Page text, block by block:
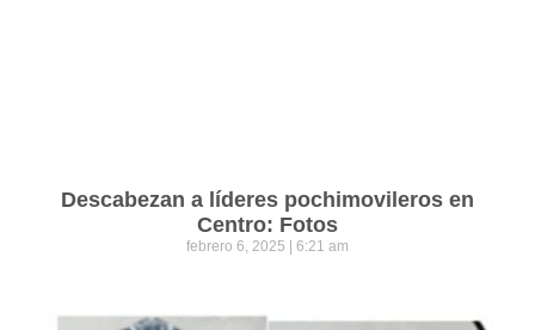
Descabezan a líderes pochimovileros en
Centro: Fotos
febrero 6, 2025 6:21 am